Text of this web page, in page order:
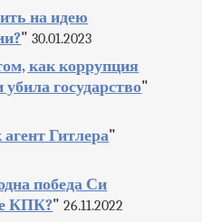
на идею
" 30.01.2023
как коррупция
государство"
Гитлера"
победа Си
КПК?" 26.11.2022